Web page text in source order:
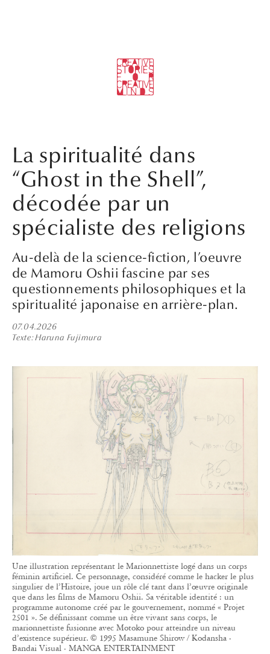
La spiritualité dans
“Ghost in the Shell”,
décodée par un
spécialiste des religions
Au-delà de la science-fiction, l’oeuvre
de Mamoru Oshii fascine par ses
questionnements philosophiques et la
spiritualité japonaise en arrière-plan.
07.04.2026
Texte Haruna Fujimura
Une illustration représentant le Marionnettiste logé dans un corps
féminin artificiel. Ce personnage, considéré comme le hacker le plus
singulier de l’Histoire, joue un rôle clé tant dans l’œuvre originale
que dans les films de Mamoru Oshii. Sa véritable identité : un
programme autonome créé par le gouvernement, nommé « Projet
2501 ». Se définissant comme un être vivant sans corps, le
marionnettiste fusionne avec Motoko pour atteindre un niveau
d’existence supérieur. © 1995 Masamune Shirow / Kodansha ·
Bandai Visual · MANGA ENTERTAINMENT